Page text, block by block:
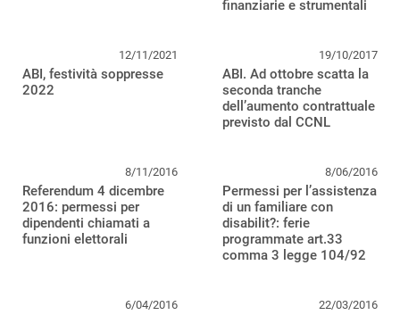
finanziarie e strumentali
12/11/2021
ABI, festività soppresse
2022
19/10/2017
ABI. Ad ottobre scatta la
seconda tranche
dell’aumento contrattuale
previsto dal CCNL
8/11/2016
Referendum 4 dicembre
2016: permessi per
dipendenti chiamati a
funzioni elettorali
8/06/2016
Permessi per l’assistenza
di un familiare con
disabilit?: ferie
programmate art.33
comma 3 legge 104/92
6/04/2016 22/03/2016